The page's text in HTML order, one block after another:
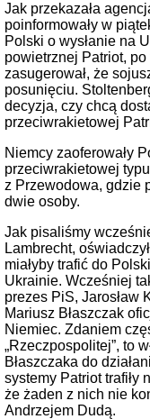
Jak przekazała
poinformowały w
Polski o wysłanie na
powietrznej Patriot,
zasugerował, że
posunięciu.
decyzja, czy chcą
przeciwrakietowej
Niemcy zaoferowały
przeciwrakietowej
z Przewodowa, gdzie
dwie osoby.
Jak pisaliśmy
Lambrecht,
miałyby trafić do
Ukrainie. Wcześniej
prezes PiS, Jarosław
Mariusz Błaszczak
Niemiec. Zdaniem
„Rzeczpospolitej”, to
Błaszczaka do
systemy Patriot trafiły
że żaden z nich nie
Andrzejem Dudą.